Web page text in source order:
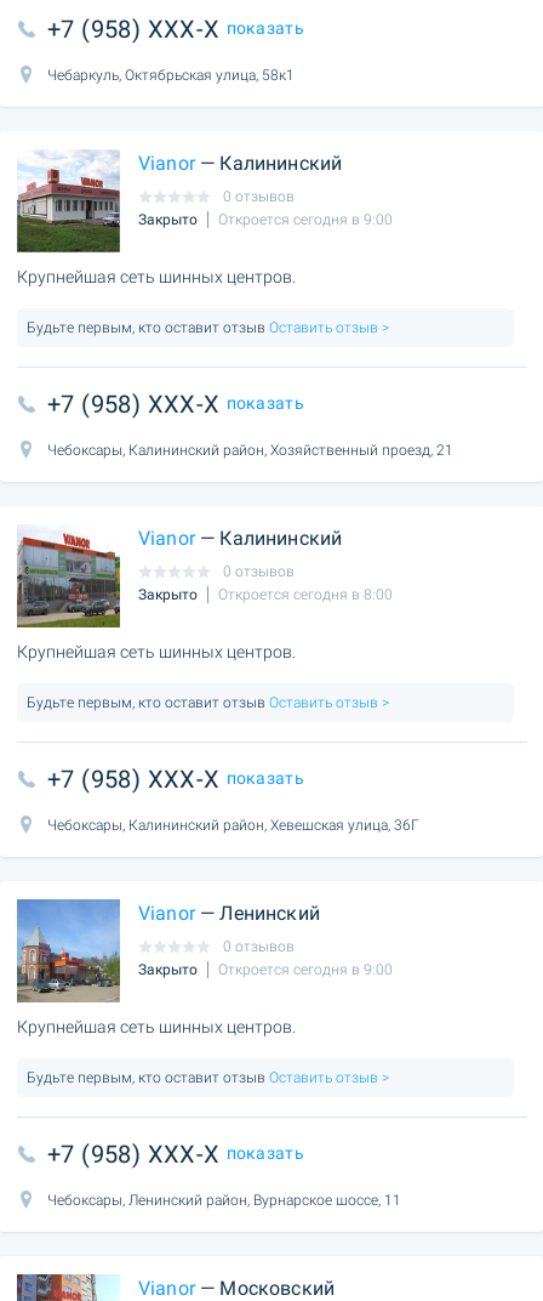
+7 (958) XXX-X показать
Чебаркуль, Октябрьская улица, 58к1
Vianor— Калининский
0 отзывов
Закрыто
Откроется сегодня в 9:00
Крупнейшая сеть шинных центров.
Будьте первым, кто оставит отзыв Оставить отзыв >
+7 (958) XXX-X показать
Чебоксары, Калининский район, Хозяйственный проезд, 21
Vianor— Калининский
0 отзывов
Закрыто
Откроется сегодня в 8:00
Крупнейшая сеть шинных центров.
Будьте первым, кто оставит отзыв Оставить отзыв >
+7 (958) XXX-X показать
Чебоксары, Калининский район, Хевешская улица, 36Г
Vianor— Ленинский
0 отзывов
Закрыто
Откроется сегодня в 9:00
Крупнейшая сеть шинных центров.
Будьте первым, кто оставит отзыв Оставить отзыв >
+7 (958) XXX-X показать
Чебоксары, Ленинский район, Вурнарское шоссе, 11
Vianor— Московский